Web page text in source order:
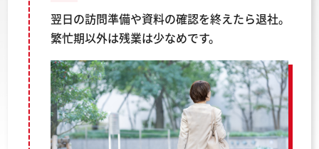
翌日の訪問準備や資料の確認を終えたら退社。
繁忙期以外は残業は少なめです。